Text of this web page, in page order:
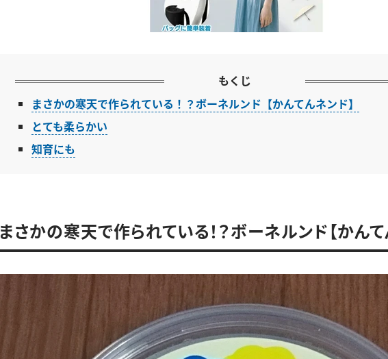
もくじ
まさかの寒天で作られている！？ボーネルンド【かんてんネンド】
とても柔らかい
知育にも
まさかの寒天で作られている！？ボーネルンド【かんて